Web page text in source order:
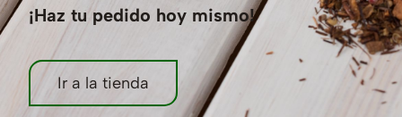
¡Haz tu pedido hoy mismo!
Ir a la tienda